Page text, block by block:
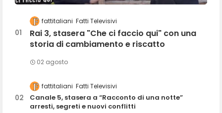
fattitaliani Fatti Televisivi
Rai 3, stasera "Che ci faccio qui" con una
storia di cambiamento e riscatto
02 agosto
fattitaliani Fatti Televisivi
Canale 5, stasera a “Racconto di una notte”
arresti, segreti e nuovi conflitti